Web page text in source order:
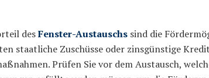
desFenster-Austauschs sind die
staatliche Zuschüsse oder zinsgünstige
Prüfen Sie vor dem Austausch,